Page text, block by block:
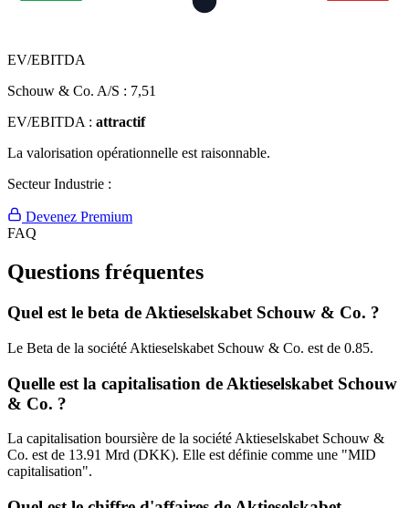
EV/EBITDA
Schouw & Co. A/S : 7,51
EV/EBITDA : attractif
La valorisation opérationnelle est raisonnable.
Secteur Industrie :
Devenez Premium
FAQ
Questions fréquentes
Quel est le beta de Aktieselskabet Schouw & Co. ?
Le Beta de la société Aktieselskabet Schouw & Co. est de 0.85.
Quelle est la capitalisation de Aktieselskabet Schouw
& Co. ?
La capitalisation boursière de la société Aktieselskabet Schouw &
Co. est de 13.91 Mrd (DKK). Elle est définie comme une "MID
capitalisation".